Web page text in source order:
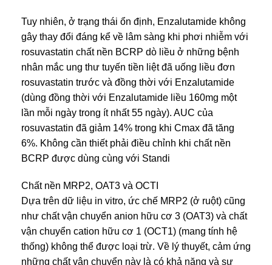
Tuy nhiên, ở trạng thái ổn định, Enzalutamide không
gây thay đổi đáng kể về lâm sàng khi phơi nhiễm với
rosuvastatin chất nền BCRP dò liều ở những bệnh
nhân mắc ung thư tuyến tiền liệt đã uống liều đơn
rosuvastatin trước và đồng thời với Enzalutamide
(dùng đồng thời với Enzalutamide liều 160mg một
lần mỗi ngày trong ít nhất 55 ngày). AUC của
rosuvastatin đã giảm 14% trong khi Cmax đã tăng
6%. Không cần thiết phải điều chỉnh khi chất nền
BCRP được dùng cùng với Standi
Chất nền MRP2, OAT3 và OCTI
Dựa trên dữ liệu in vitro, ức chế MRP2 (ở ruột) cũng
như chất vận chuyển anion hữu cơ 3 (OAT3) và chất
vận chuyển cation hữu cơ 1 (OCT1) (mang tính hệ
thống) không thể được loại trừ. Về lý thuyết, cảm ứng
những chất vận chuyển này là có khả năng và sự